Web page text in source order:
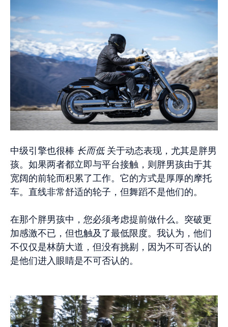
中级引擎也很棒 长而低关于动态表现，尤其是胖男
孩。如果两者都立即与平台接触，则胖男孩由于其
宽阔的前轮而积累了工作。它的方式是厚厚的摩托
车。直线非常舒适的轮子，但舞蹈不是他们的。
在那个胖男孩中，您必须考虑提前做什么。突破更
加感激不已，但也触及了最低限度。我认为，他们
不仅仅是林荫大道，但没有挑剔，因为不可否认的
是他们进入眼睛是不可否认的。